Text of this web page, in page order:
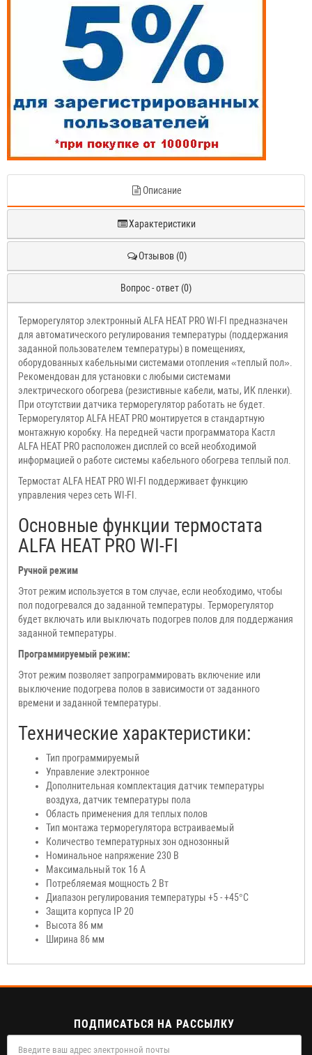
Описание
Характеристики
Отзывов (0)
Вопрос - ответ (0)
Терморегулятор электронный ALFA HEAT PRO WI-FI предназначен
для автоматического регулирования температуры (поддержания
заданной пользователем температуры) в помещениях,
оборудованных кабельными системами отопления «теплый пол».
Рекомендован для установки с любыми системами
электрического обогрева (резистивные кабели, маты, ИК пленки).
При отсутствии датчика терморегулятор работать не будет.
Терморегулятор ALFA HEAT PRO монтируется в стандартную
монтажную коробку. На передней части программатора Кастл
ALFA HEAT PRO расположен дисплей со всей необходимой
информацией о работе системы кабельного обогрева теплый пол.
Термостат ALFA HEAT PRO WI-FI поддерживает функцию
управления через сеть WI-FI.
Основные функции термостата
ALFA HEAT PRO WI-FI
Ручной режим
Этот режим используется в том случае, если необходимо, чтобы
пол подогревался до заданной температуры. Терморегулятор
будет включать или выключать подогрев полов для поддержания
заданной температуры.
Программируемый режим:
Этот режим позволяет запрограммировать включение или
выключение подогрева полов в зависимости от заданного
времени и заданной температуры.
Технические характеристики:
Тип программируемый
Управление электронное
Дополнительная комплектация датчик температуры
воздуха, датчик температуры пола
Область применения для теплых полов
Тип монтажа терморегулятора встраиваемый
Количество температурных зон однозонный
Номинальное напряжение 230 В
Максимальный ток 16 А
Потребляемая мощность 2 Вт
Диапазон регулирования температуры +5 - +45°C
Защита корпуса
IP 20
Высота 86 мм
Ширина 86 мм
ПОДПИСАТЬСЯ НА РАССЫЛКУ